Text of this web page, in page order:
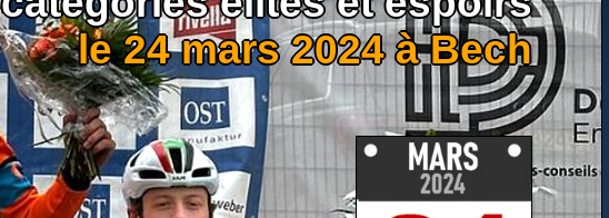
le 24 mars 2024 à Bech